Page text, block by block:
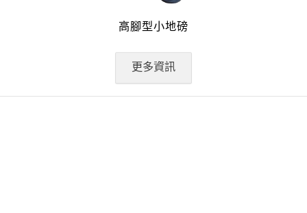
高腳型小地磅
更多資訊